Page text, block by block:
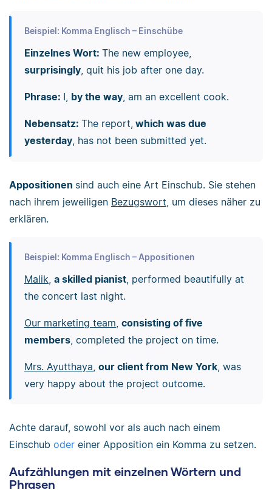
Beispiel: Komma Englisch – Einschübe
Einzelnes Wort: The new employee,
surprisingly, quit his job after one day.
Phrase: I, by the way, am an excellent cook.
Nebensatz: The report,which was due
yesterday, has not been submitted yet.
Appositionen sind auch eine Art Einschub. Sie stehen
nach ihrem jeweiligen Bezugswort , um dieses näher zu
erklären.
Beispiel: Komma Englisch – Appositionen
Malik, a skilled pianist, performed beautifully at
the concert last night.
Our marketing team, consisting of five
members, completed the project on time.
Mrs. Ayutthaya, our client from New York, was
very happy about the project outcome.
Achte darauf, sowohl vor als auch nach einem
Einschub oder einer Apposition ein Komma zu setzen.
Aufzählungen mit einzelnen Wörtern und
Phrasen